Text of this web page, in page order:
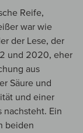
Reife,
war wie
der Lese, der
und 2020, eher
aus
Säure und
und einer
Ein
beiden